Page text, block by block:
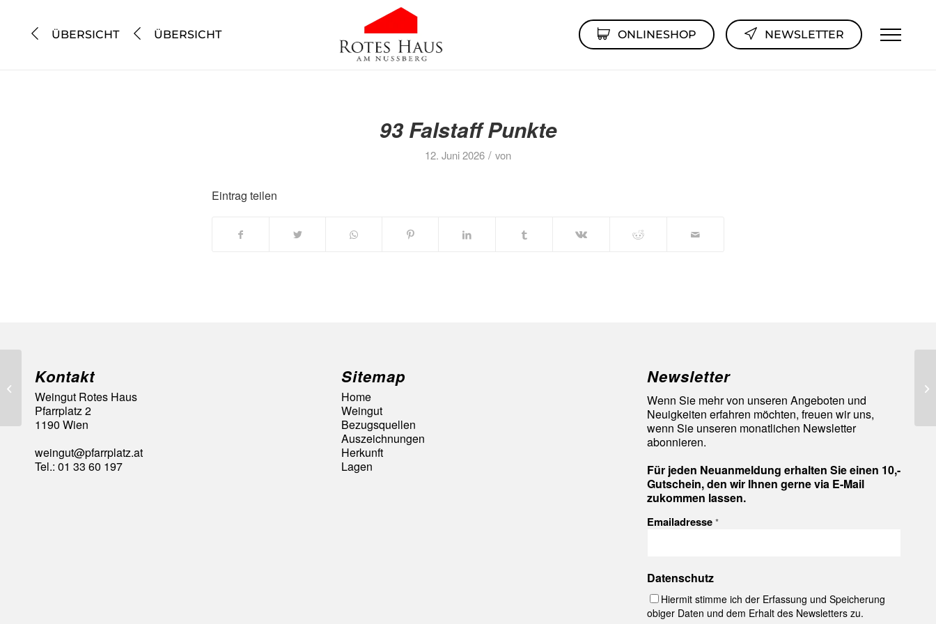
ÜBERSICHT ÜBERSICHT ONLINESHOP NEWSLETTER
93 Falstaff Punkte
12. Juni 2026 / von
Eintrag teilen
Kontakt
Weingut Rotes Haus
Pfarrplatz 2
1190 Wien
weingut@pfarrplatz.at
Tel.: 01 33 60 197
Sitemap
Home
Weingut
Bezugsquellen
Auszeichnungen
Herkunft
Lagen
Newsletter
Wenn Sie mehr von unseren Angeboten und
Neuigkeiten erfahren möchten, freuen wir uns,
wenn Sie unseren monatlichen Newsletter
abonnieren.
Für jeden Neuanmeldung erhalten Sie einen 10,-
Gutschein, den wir Ihnen gerne via E-Mail
zukommen lassen.
Emailadresse*
Datenschutz
Hiermit stimme ich der Erfassung und Speicherung
obiger Daten und dem Erhalt des Newsletters zu.